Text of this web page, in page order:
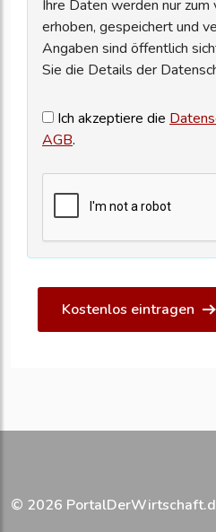
Ihre Daten werden nur
erhoben, gespeichert und
Angaben sind öffentlich
Sie die Details der
Ich akzeptiere die
AGB.
Kostenlos eintragen
© 2026